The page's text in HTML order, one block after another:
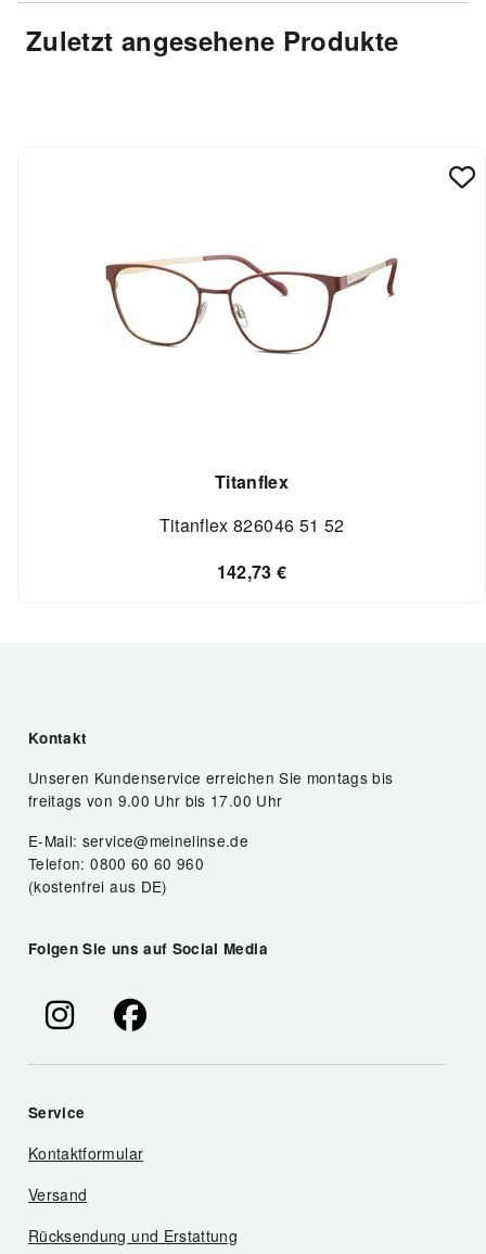
Zuletzt angesehene Produkte
Titanflex
Titanflex 826046 51 52
142,73€
Kontakt
Unseren Kundenservice erreichen Sie montags bis
freitags von 9.00 Uhr bis 17.00 Uhr
E-Mail: service@meinelinse.de
Telefon: 0800 60 60 960
(kostenfrei aus DE)
Folgen Sie uns auf Social Media
Service
Kontaktformular
Versand
Rücksendung und Erstattung